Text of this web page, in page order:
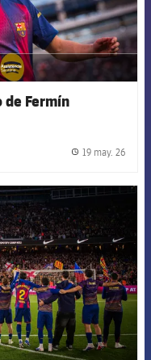
de Fermín
19 may. 26
badge